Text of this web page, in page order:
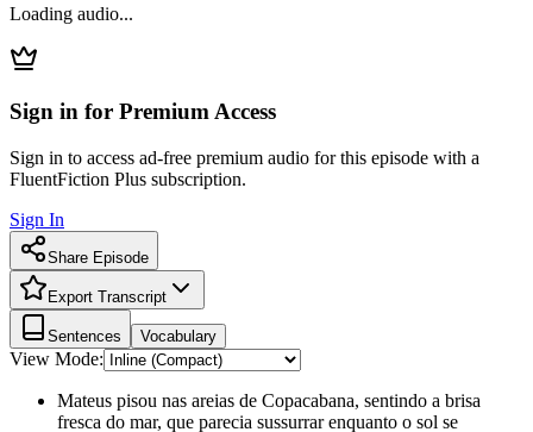
Loading audio...
Sign in for Premium Access
Sign in to access ad-free premium audio for this episode with a
FluentFiction Plus subscription.
Sign In
Share Episode
Export Transcript
Sentences Vocabulary
View Mode:
Mateus pisou nas areias de Copacabana, sentindo a brisa
fresca do mar, que parecia sussurrar enquanto o sol se